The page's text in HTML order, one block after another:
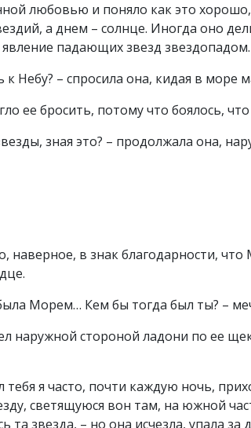
любовью и поняло как это
а днем – солнце. Иногда оно
падающих звезд звездопадом.
Небу? – спросила она, кидая в море
ее бросить, потому что боялось, что
зная это? – продолжала она,
наверное, в знак благодарности,
Морем… Кем бы тогда был ты? –
наружной стороной ладони по ее
тебя я часто, почти каждую ночь,
светящуюся вон там, на южной
звезда, – но она исчезла, упала